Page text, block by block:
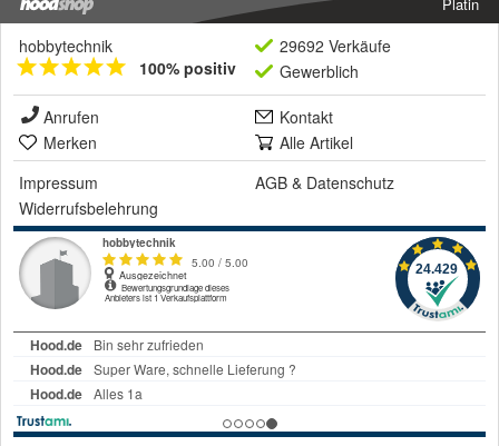
hobbytechnik
100% positiv
29692 Verkäufe
Gewerblich
Anrufen
Kontakt
Merken
Alle Artikel
Impressum
AGB & Datenschutz
Widerrufsbelehrung